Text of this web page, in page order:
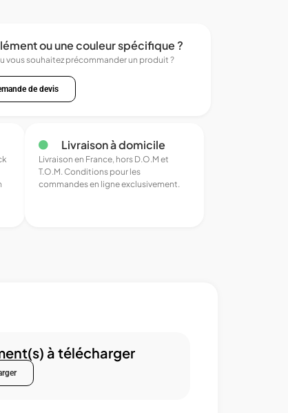
ou une couleur spécifique ?
vous souhaitez précommander un produit ?
de devis
Livraison à domicile
Livraison en France, hors D.O.M et
T.O.M. Conditions pour les
commandes en ligne exclusivement.
à télécharger